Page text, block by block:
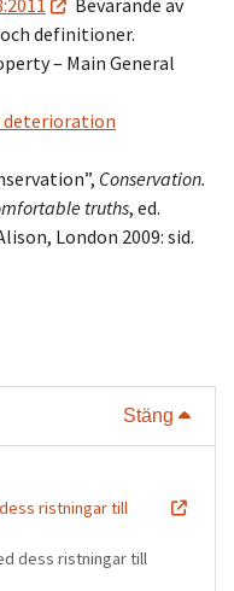
definitioner.
– Main General
deterioration
Conservation.
truths, ed.
London 2009: sid.
Stäng Visa
ristningar till
dess ristningar till